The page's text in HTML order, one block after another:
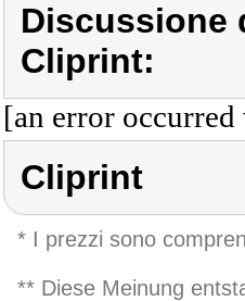
Discussione
Cliprint:
[an error
Cliprint
* I prezzi sono
** Diese Meinung